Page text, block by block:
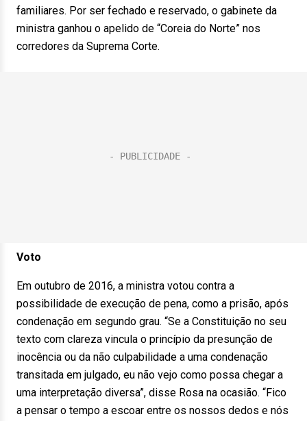
familiares. Por ser fechado e reservado, o gabinete da
ministra ganhou o apelido de “Coreia do Norte” nos
corredores da Suprema Corte.
Voto
Em outubro de 2016, a ministra votou contra a
possibilidade de execução de pena, como a prisão, após
condenação em segundo grau. “Se a Constituição no seu
texto com clareza vincula o princípio da presunção de
inocência ou da não culpabilidade a uma condenação
transitada em julgado, eu não vejo como possa chegar a
uma interpretação diversa”, disse Rosa na ocasião. “Fico
a pensar o tempo a escoar entre os nossos dedos e nós